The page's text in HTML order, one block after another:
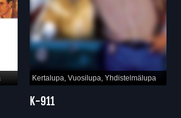
Kertalupa, Vuosilupa, Yhdistelmälupa
K-911